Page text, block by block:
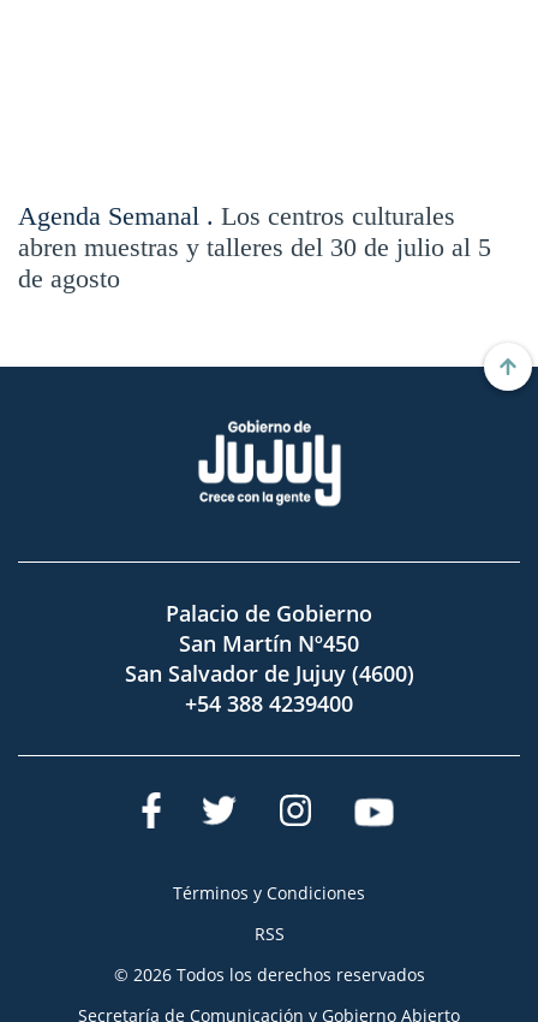
Agenda Semanal . Los centros culturales
abren muestras y talleres del 30 de julio al 5
de agosto
Palacio de Gobierno
San Martín Nº450
San Salvador de Jujuy (4600)
+54 388 4239400
Términos y Condiciones
RSS
© 2026 Todos los derechos reservados
Secretaría de Comunicación y Gobierno Abierto